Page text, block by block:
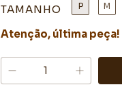
TAMANHO P M
Atenção, última peça!